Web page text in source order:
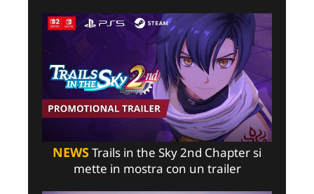
NEWSTrails in the Sky 2nd Chapter si
mette in mostra con un trailer